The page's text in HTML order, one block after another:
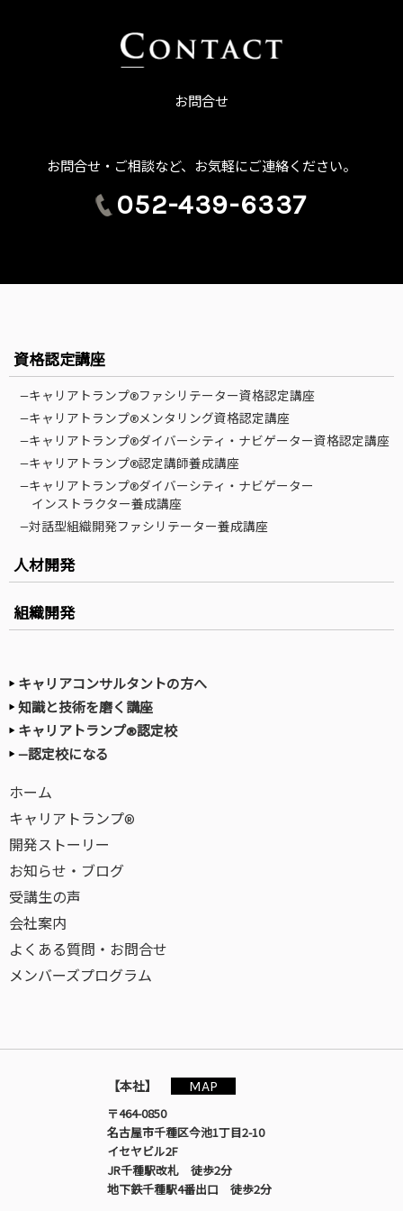
お問合せ
お問合せ・ご相談など、お気軽にご連絡ください。
052-439-6337
資格認定講座
—キャリアトランプ®ファシリテーター資格認定講座
—キャリアトランプ®メンタリング資格認定講座
—キャリアトランプ®ダイバーシティ・ナビゲーター資格認定講座
—キャリアトランプ®認定講師養成講座
—キャリアトランプ®ダイバーシティ・ナビゲーター
インストラクター養成講座
—対話型組織開発ファシリテーター養成講座
人材開発
組織開発
キャリアコンサルタントの方へ
知識と技術を磨く講座
キャリアトランプ®認定校
—認定校になる
ホーム
キャリアトランプ®
開発ストーリー
お知らせ・ブログ
受講生の声
会社案内
よくある質問・お問合せ
メンバーズプログラム
【本社】
MAP
〒464-0850
名古屋市千種区今池1丁目2-10
イセヤビル2F
JR千種駅改札 徒歩2分
地下鉄千種駅4番出口 徒歩2分